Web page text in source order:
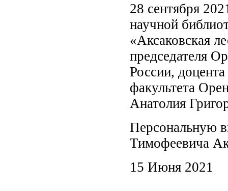
28 сентября
научной
«Аксаковская
председателя
России,
факультета
Анатолия
Персональную
Тимофеевича
15 Июня 2021